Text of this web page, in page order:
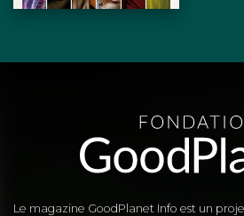
Le magazine GoodPlanet Info est un